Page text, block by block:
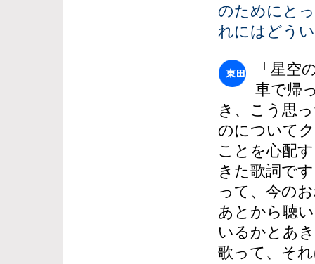
のためにと
れにはどう
「星空
車で帰
き、こう思
のについて
ことを心配
きた歌詞で
って、今の
あとから聴
いるかとあ
歌って、そ